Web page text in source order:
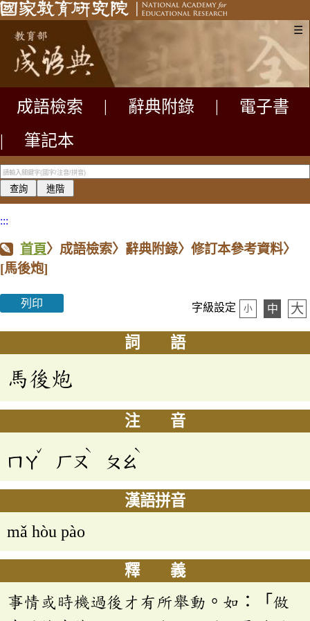
☰
成語檢索 辭典附錄
電子書
|
筆記本
:::
首頁〉成語檢索〉辭典附錄〉修訂本參考資料〉
[馬後炮]
列印 字級設定 小 中 大
詞 語
馬後炮
注 音
ㄇㄚ
ˇ
ㄏㄡ
ˋ
ㄆㄠ
ˋ
漢語拼音
mǎ hòu pào
釋 義
事情或時機過後才有所舉動。如：「做